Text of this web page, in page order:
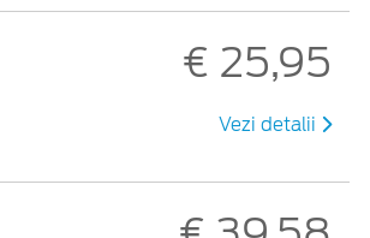
€ 25,95
Vezi detalii